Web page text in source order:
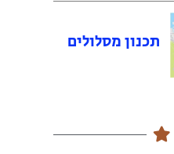
תכנון מסלולים